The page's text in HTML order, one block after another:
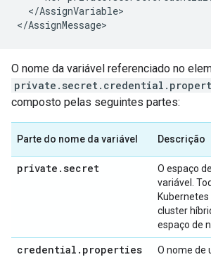
</AssignVariable>
</AssignMessage>
O nome da variável referenciado no
composto pelas seguintes partes:
Parte do nome da variável Descrição
private .secret
O espaço
variável.
cluster
espaço de
credential . properties
O nome de